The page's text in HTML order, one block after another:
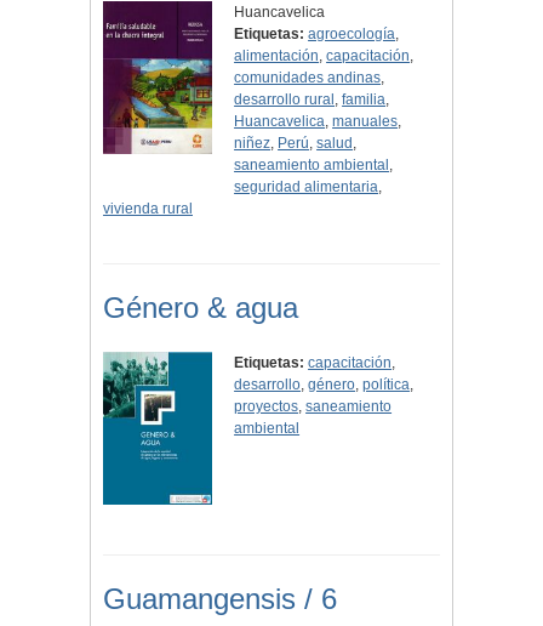
Huancavelica
Etiquetas: agroecología,
alimentación,capacitación,
comunidades andinas,
desarrollo rural ,familia,
Huancavelica,manuales,
niñez, Perú,salud ,
saneamiento ambiental ,
seguridad alimentaria,
vivienda rural
Género & agua
Etiquetas: capacitación,
desarrollo,género,política,
proyectos,saneamiento
ambiental
Guamangensis / 6